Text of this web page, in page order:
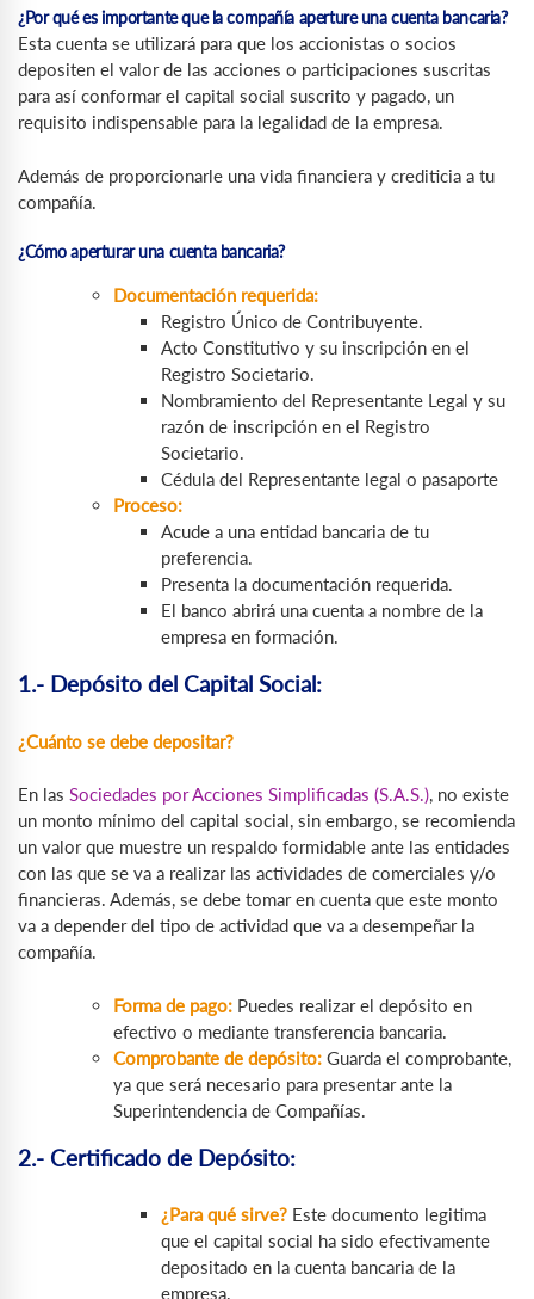
¿Por qué es importante que la compañía aperture una cuenta bancaria?
Esta cuenta se utilizará para que los accionistas o socios
depositen el valor de las acciones o participaciones suscritas
para así conformar el capital social suscrito y pagado, un
requisito indispensable para la legalidad de la empresa.
Además de proporcionarle una vida financiera y crediticia a tu
compañía.
¿Cómo aperturar una cuenta bancaria?
Documentación requerida:
Registro Único de Contribuyente.
Acto Constitutivo y su inscripción en el
Registro Societario.
Nombramiento del Representante Legal y su
razón de inscripción en el Registro
Societario.
Cédula del Representante legal o pasaporte
Proceso:
Acude a una entidad bancaria de tu
preferencia.
Presenta la documentación requerida.
El banco abrirá una cuenta a nombre de la
empresa en formación.
1.- Depósito del Capital Social:
¿Cuánto se debe depositar?
En las Sociedades por Acciones Simplificadas (S.A.S.), no existe
un monto mínimo del capital social, sin embargo, se recomienda
un valor que muestre un respaldo formidable ante las entidades
con las que se va a realizar las actividades de comerciales y/o
financieras. Además, se debe tomar en cuenta que este monto
va a depender del tipo de actividad que va a desempeñar la
compañía.
Forma de pago: Puedes realizar el depósito en
efectivo o mediante transferencia bancaria.
Comprobante de depósito: Guarda el comprobante,
ya que será necesario para presentar ante la
Superintendencia de Compañías.
2.- Certificado de Depósito:
¿Para qué sirve? Este documento legitima
que el capital social ha sido efectivamente
depositado en la cuenta bancaria de la
empresa.